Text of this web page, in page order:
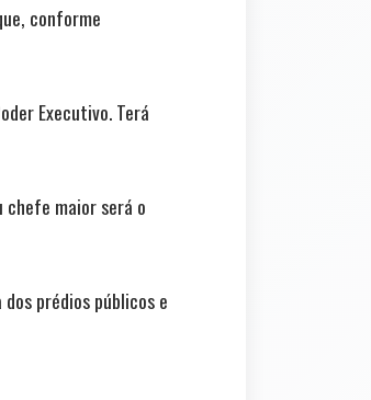
conforme
Executivo. Terá
chefe maior será o
prédios públicos e